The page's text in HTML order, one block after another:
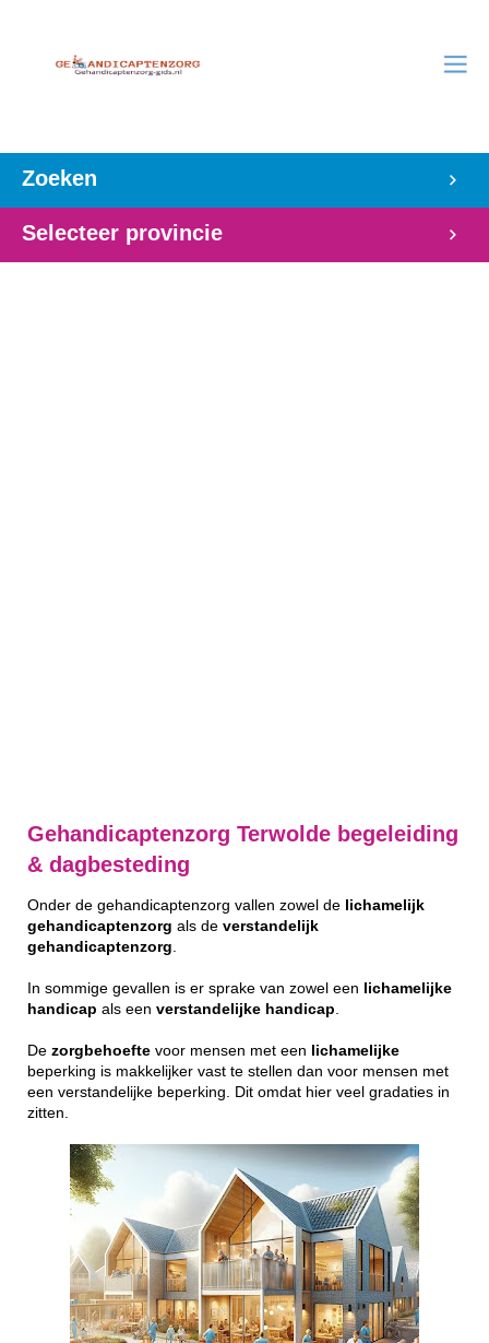
Zoeken
Selecteer provincie
Gehandicaptenzorg Terwolde begeleiding
& dagbesteding
Onder de gehandicaptenzorg vallen zowel de lichamelijk
gehandicaptenzorg als de verstandelijk
gehandicaptenzorg
In sommige gevallen is er sprake van zowel een lichamelijke
handicap als een verstandelijke handicap
De zorgbehoefte voor mensen met een lichamelijke
beperking is makkelijker vast te stellen dan voor mensen met
een verstandelijke beperking. Dit omdat hier veel gradaties in
zitten.